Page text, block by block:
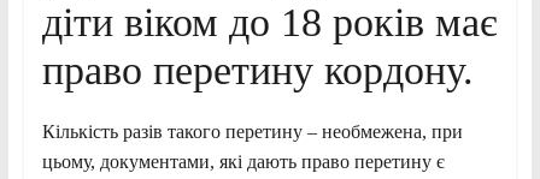
діти віком до 18 років має
право перетину кордону.
Кількість разів такого перетину – необмежена, при
цьому, документами, які дають право перетину є